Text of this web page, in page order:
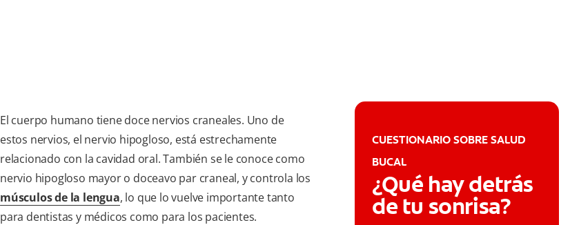
El cuerpo humano tiene doce nervios craneales. Uno de
estos nervios, el nervio hipogloso, está estrechamente
relacionado con la cavidad oral. También se le conoce como
nervio hipogloso mayor o doceavo par craneal, y controla los
músculos de la lengua, lo que lo vuelve importante tanto
para dentistas y médicos como para los pacientes.
CUESTIONARIO SOBRE SALUD
BUCAL
¿Qué hay detrás
de tu sonrisa?